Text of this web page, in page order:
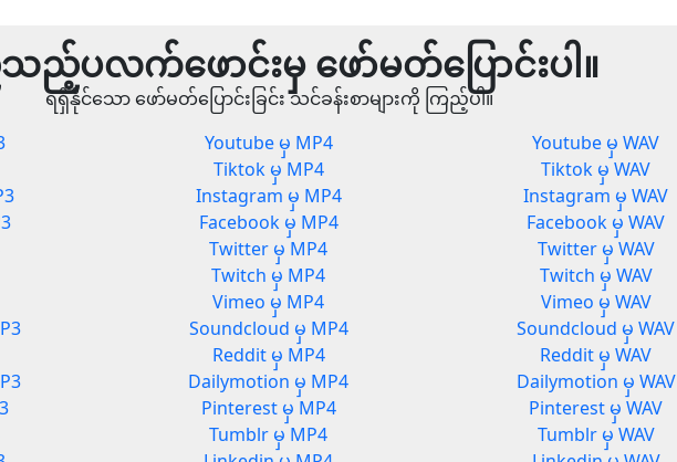
ည့်ပလက်ဖောင်းမှ ဖော်မတ်ပြောင်းပါ။
ရရှိနိုင်သော ဖော်မတ်ပြောင်းခြင်း သင်ခန်းစာများကို ကြည့်ပါ။
Youtube မှ MP4
Tiktok မှ MP4
Instagram မှ MP4
Facebook မှ MP4
Twitter မှ MP4
Twitch မှ MP4
Vimeo မှ MP4
Soundcloud မှ MP4
Reddit မှ MP4
Dailymotion မှ MP4
Pinterest မှ MP4
Tumblr မှ MP4
Youtube မှ WAV
Tiktok မှ WAV
Instagram မှ WAV
Facebook မှ WAV
Twitter မှ WAV
Twitch မှ WAV
Vimeo မှ WAV
Soundcloud မှ WAV
Reddit မှ WAV
Dailymotion မှ WAV
Pinterest မှ WAV
Tumblr မှ WAV